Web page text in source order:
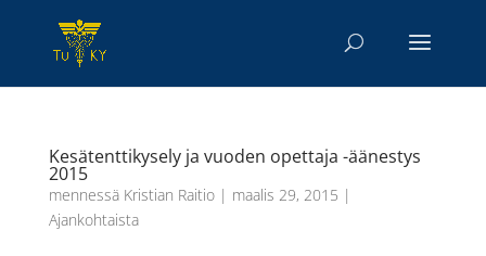
Kesätenttikysely ja vuoden opettaja -äänestys
2015
mennessä Kristian Raitio| maalis 29, 2015 |
Ajankohtaista